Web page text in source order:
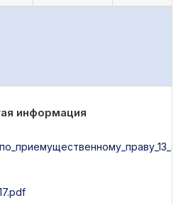
информация